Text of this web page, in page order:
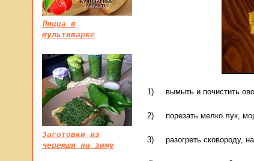
1) вымыть и почистить
2) порезать мелко лук,
3) разогреть сковороду,
Пицца в
мультиварке
Заготовки из
черемши на зиму